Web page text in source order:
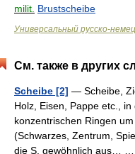
milit. Brustscheibe
Универсальный русско-
См. также в других
Scheibe [2] — Scheibe,
Holz, Eisen, Pappe etc.,
konzentrischen Ringen
(Schwarzes, Zentrum,
die S. gewöhnlich aus…